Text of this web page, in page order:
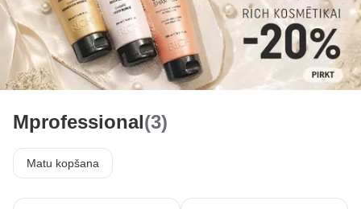
Mprofessional(3)
Matu kopšana